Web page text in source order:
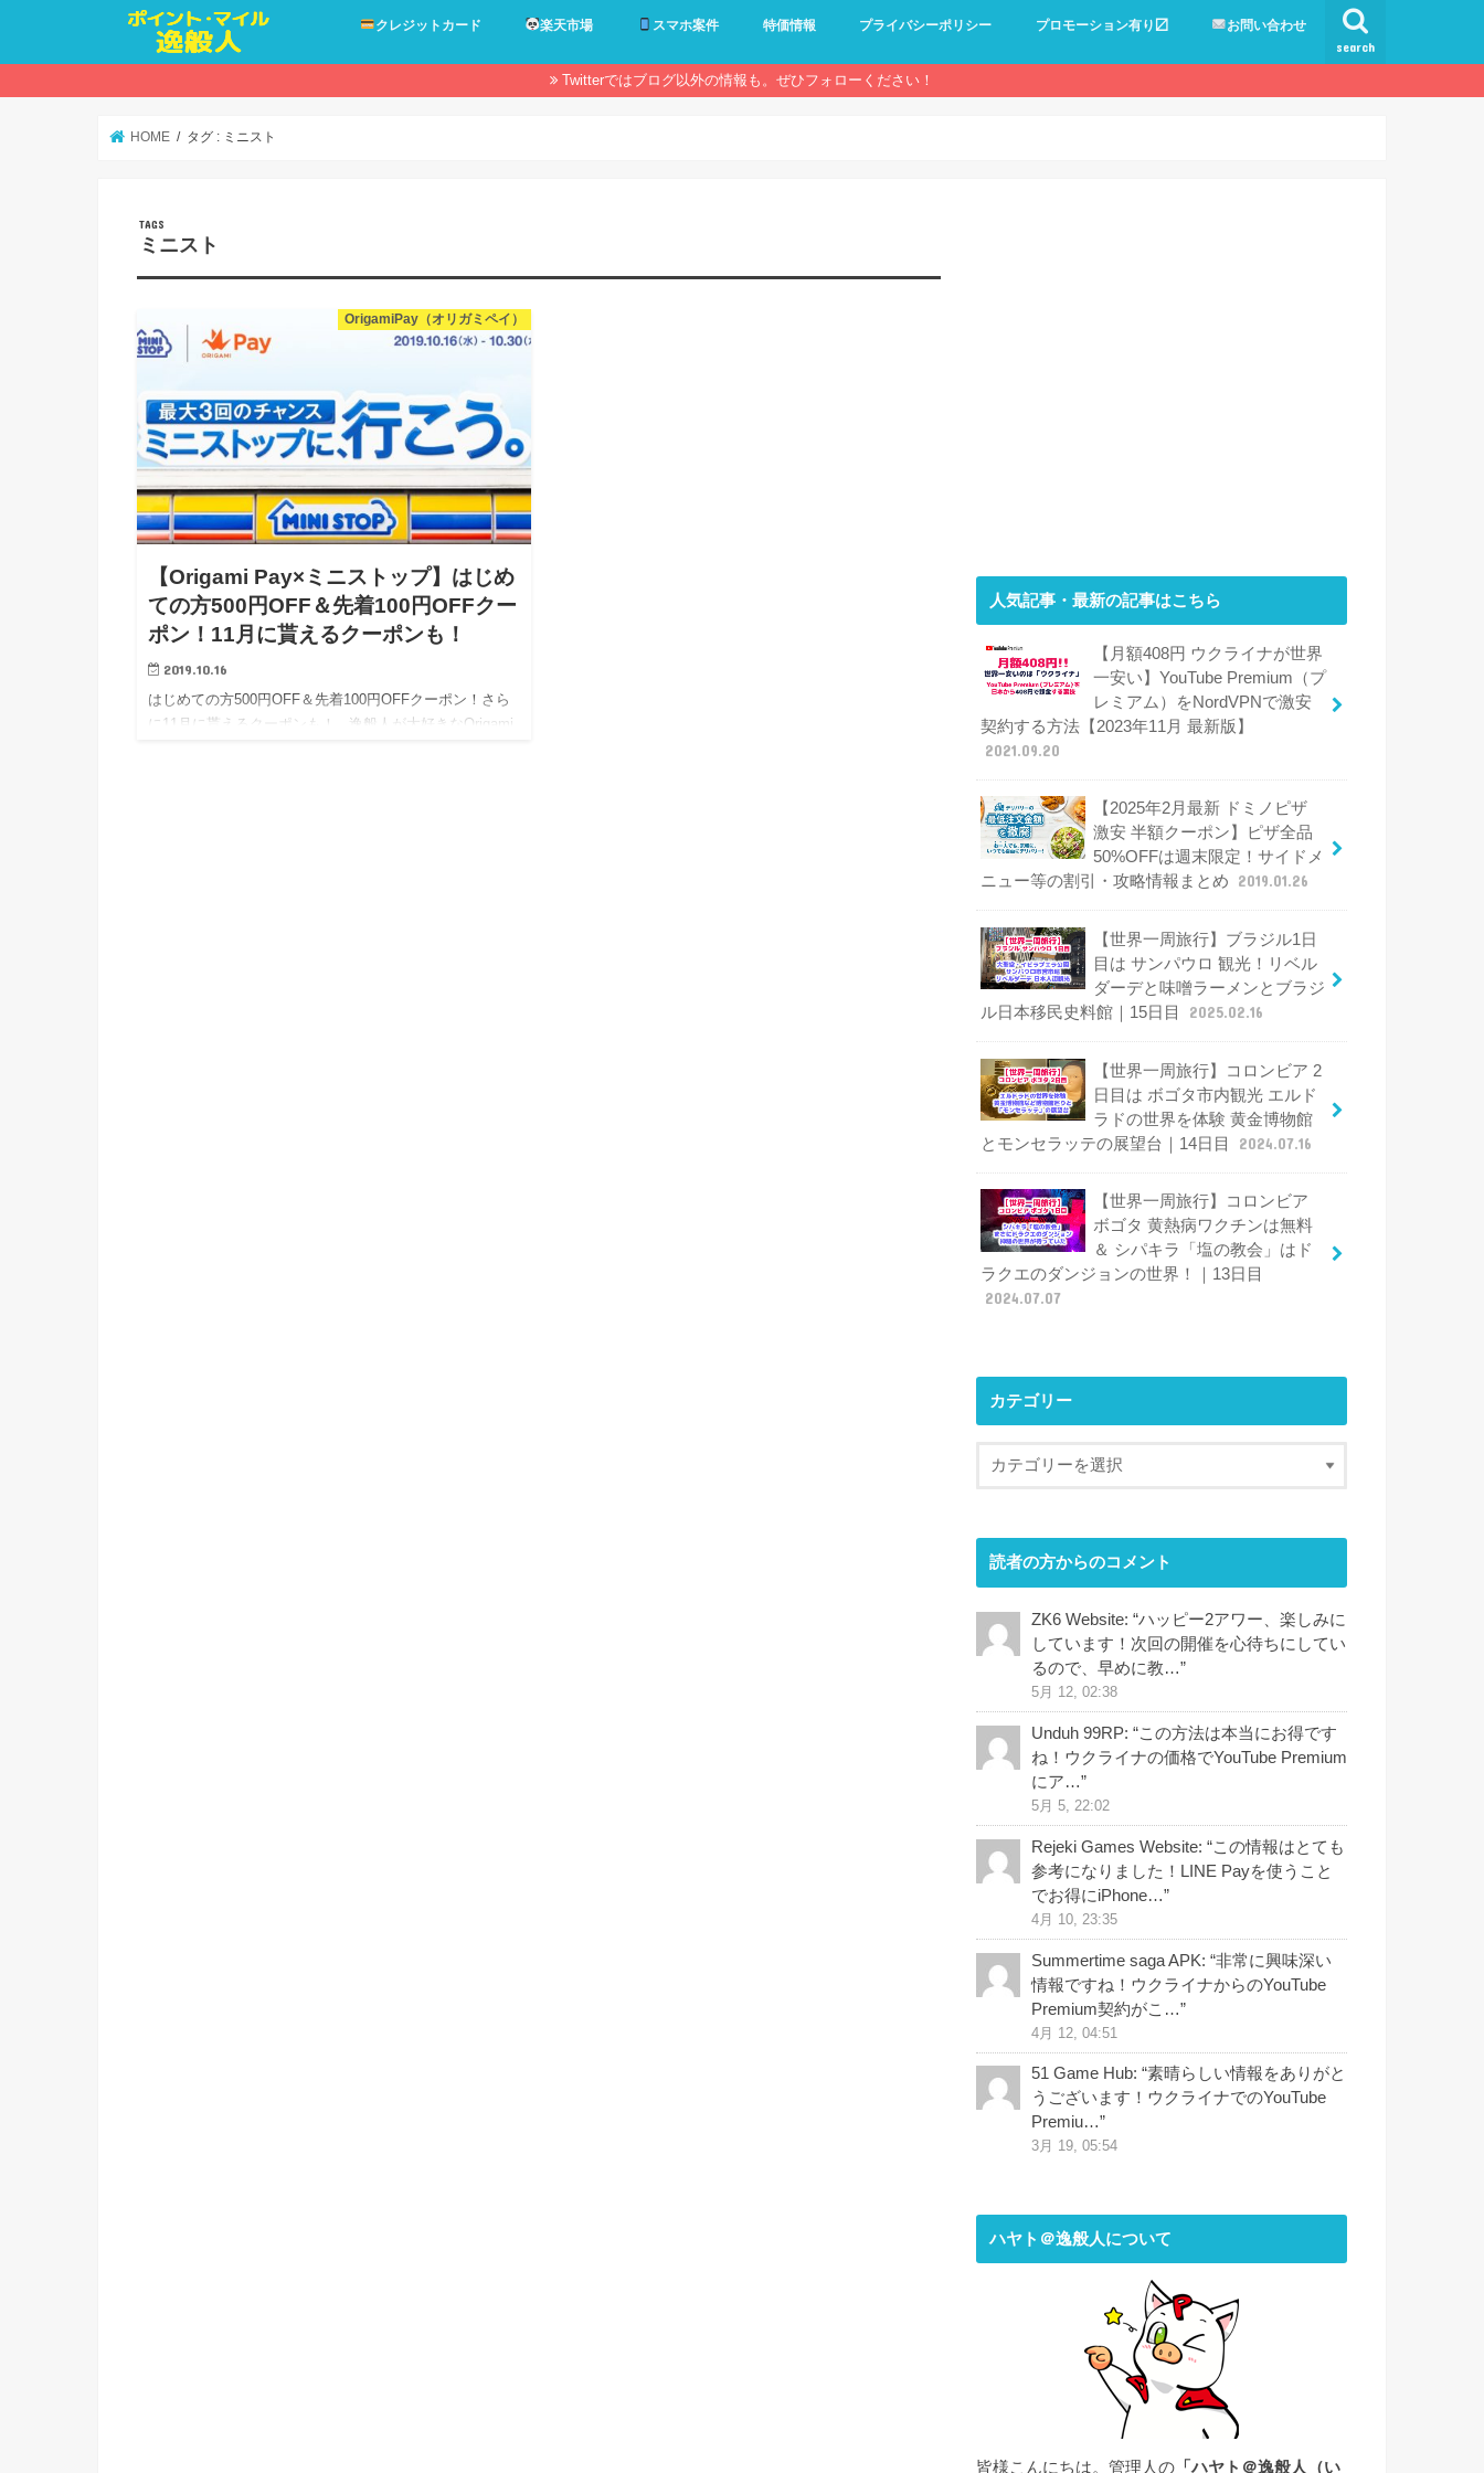
search
クレジットカード 楽天市場 スマホ案件 特価情報 プライバシーポリシー プロモーション有り〼 お問い合わせ
Twitterではブログ以外の情報も。ぜひフォローください！
HOME タグ : ミニスト
ミニスト
OrigamiPay（オリガミペイ）
【Origami Pay×ミニストップ】はじめ
ての方500円OFF＆先着100円OFFクー
ポン！11月に貰えるクーポンも！
2019.10.16
はじめての方500円OFF＆先着100円OFFクーポン！さら
に11月に貰えるクーポンも！ 逸般人が大好きなOrigami
人気記事・最新の記事はこちら
【月額408円 ウクライナが世界
一安い】YouTube Premium（プ
レミアム）をNordVPNで激安
契約する方法【2023年11月 最新版】
2021.09.20
【2025年2月最新 ドミノピザ
激安 半額クーポン】ピザ全品
50%OFFは週末限定！サイドメ
ニュー等の割引・攻略情報まとめ
2019.01.26
【世界一周旅行】ブラジル1日
目は サンパウロ 観光！リベル
ダーデと味噌ラーメンとブラジ
ル日本移民史料館｜15日目
2025.02.16
【世界一周旅行】コロンビア 2
日目は ボゴタ市内観光 エルド
ラドの世界を体験 黄金博物館
とモンセラッテの展望台｜14日目
2024.07.16
【世界一周旅行】コロンビア
ボゴタ 黄熱病ワクチンは無料
＆ シパキラ「塩の教会」はド
ラクエのダンジョンの世界！｜13日目
2024.07.07
カテゴリー
読者の方からのコメント
ZK6 Website: “ハッピー2アワー、楽しみに
しています！次回の開催を心待ちにしてい
るので、早めに教…”
5月 12, 02:38
Unduh 99RP: “この方法は本当にお得です
ね！ウクライナの価格でYouTube Premium
にア…”
5月 5, 22:02
Rejeki Games Website: “この情報はとても
参考になりました！LINE Payを使うこと
でお得にiPhone…”
4月 10, 23:35
Summertime saga APK: “非常に興味深い
情報ですね！ウクライナからのYouTube
Premium契約がこ…”
4月 12, 04:51
51 Game Hub: “素晴らしい情報をありがと
うございます！ウクライナでのYouTube
Premiu…”
3月 19, 05:54
ハヤト＠逸般人について
皆様こんにちは。管理人の 「ハヤト＠逸般人（い